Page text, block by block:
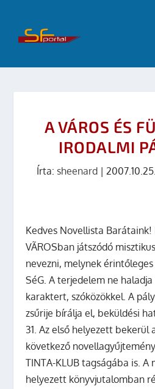
A VÁROS ÉS
IRODALMI
Írta: sheenard | 2007.10.25.
Kedves Novellista
VÃROSban játszódó
nevezni, melynek érintőleges
SéG. A terjedelem ne
karaktert, szóközökkel. A
zsűrije bírálja el, beküldési
31.Az első helyezett bekerül
következő
TINTA-KLUB tagságába is. A
helyezett könyvjutalomban